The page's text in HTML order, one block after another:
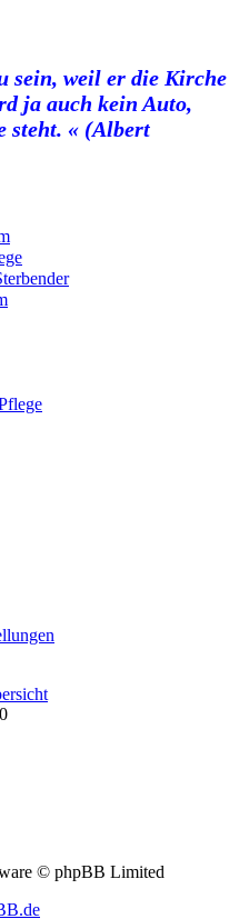
sein, weil er die Kirche
ja auch kein Auto,
steht. « (Albert
© phpBB Limited